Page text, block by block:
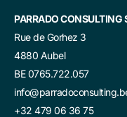
PARRADO CONSULTING
Rue de Gorhez 3
4880 Aubel
BE 0765.722.057
+32 479 06 36 75